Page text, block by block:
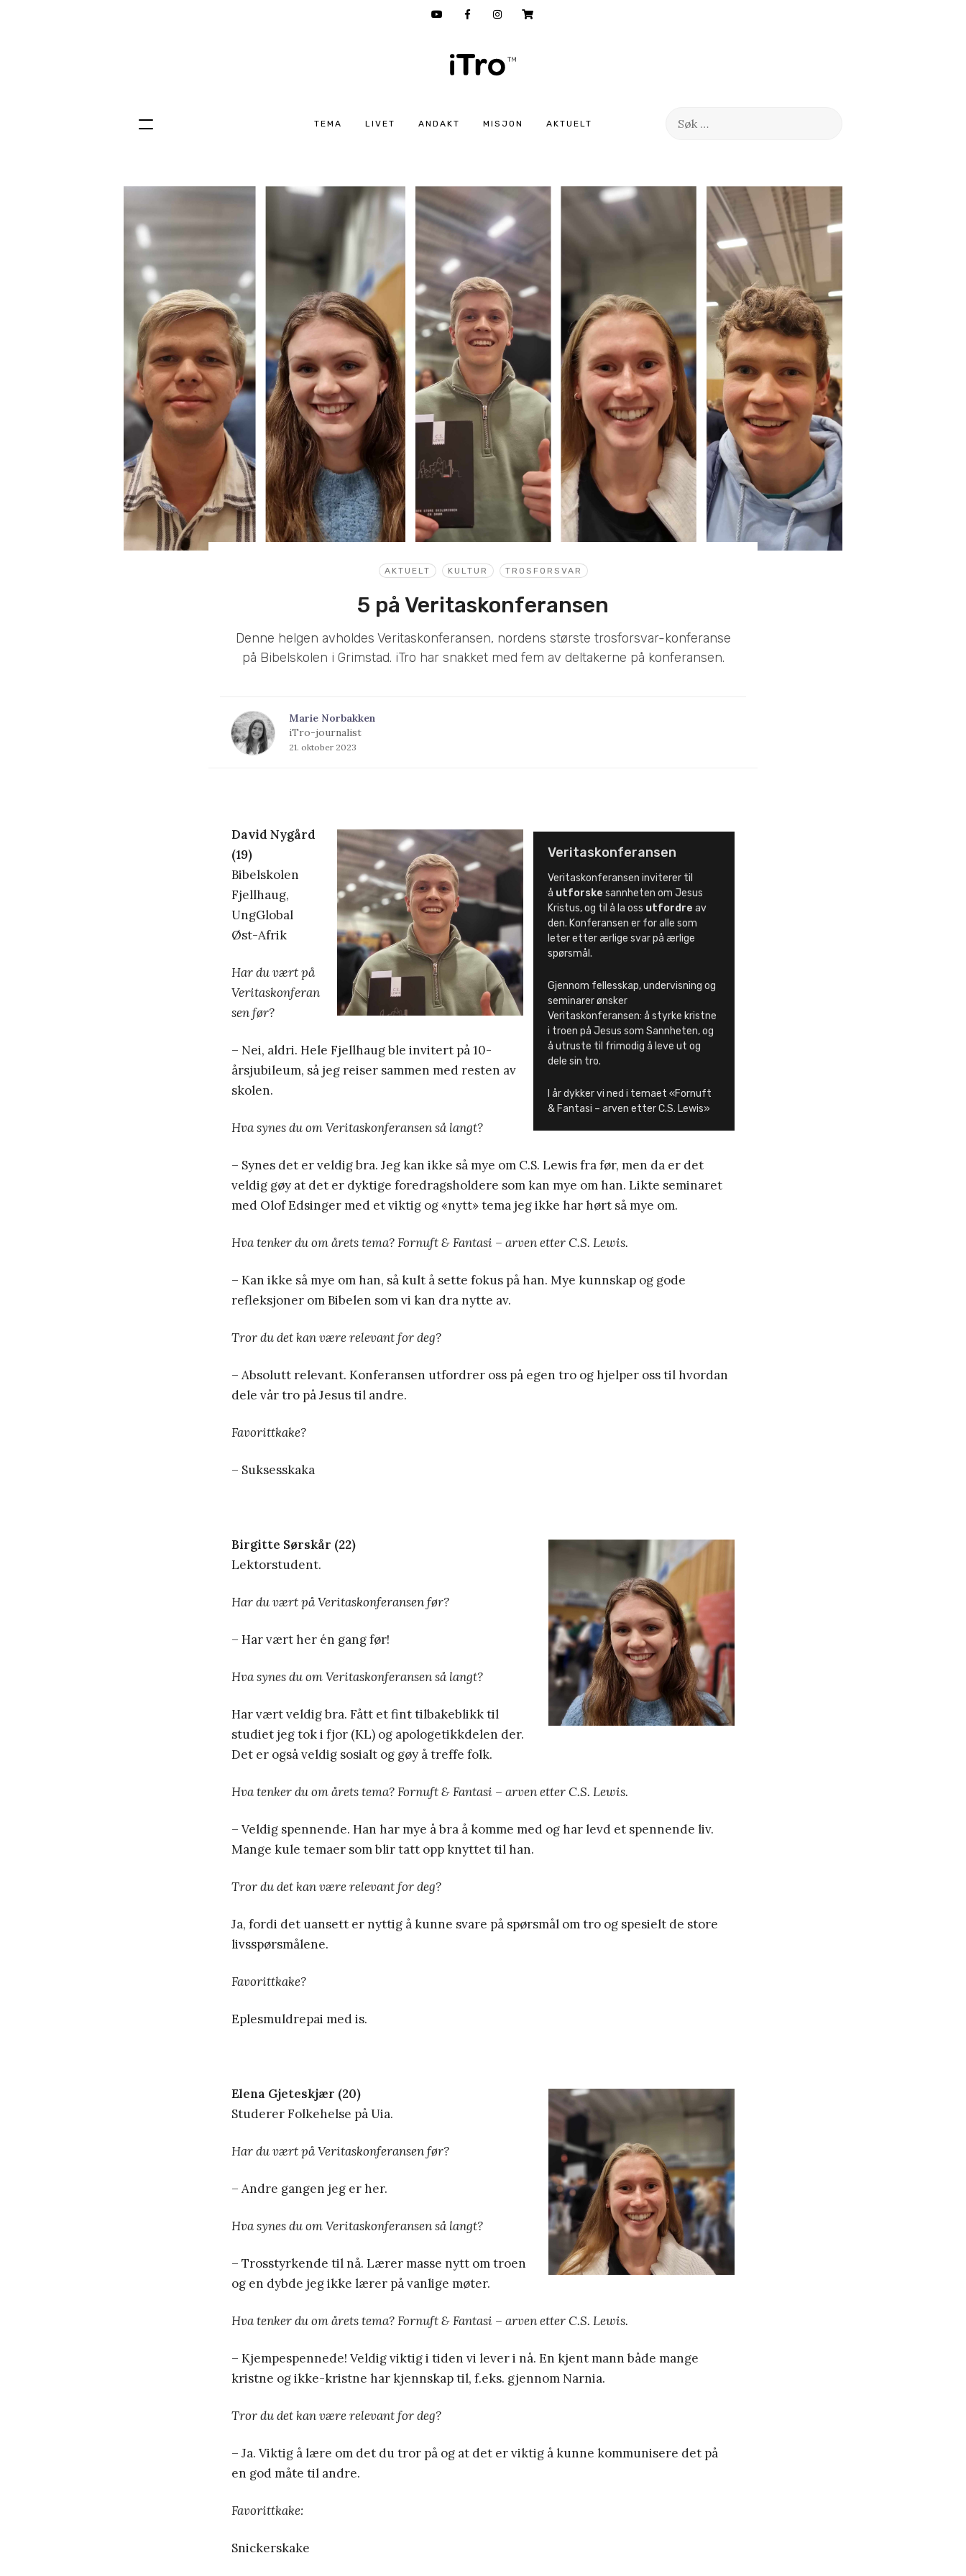
TEMA LIVET ANDAKT MISJON AKTUELT
Søk
Hopp
AKTUELT KULTUR TROSFORSVAR
5 på Veritaskonferansen
Denne helgen avholdes Veritaskonferansen, nordens største trosforsvar-konferanse
på Bibelskolen i Grimstad. iTro har snakket med fem av deltakerne på konferansen.
Marie Norbakken
iTro-journalist
21. oktober 2023
Veritaskonferansen
Veritaskonferansen inviterer til
å utforske sannheten om Jesus
Kristus, og til å la oss utfordre av
den. Konferansen er for alle som
leter etter ærlige svar på ærlige
spørsmål.
Gjennom fellesskap, undervisning og
seminarer ønsker
Veritaskonferansen: å styrke kristne
i troen på Jesus som Sannheten, og
å utruste til frimodig å leve ut og
dele sin tro.
I år dykker vi ned i temaet «Fornuft
& Fantasi – arven etter C.S. Lewis»
David Nygård
(19)
Bibelskolen
Fjellhaug,
UngGlobal
Øst-Afrik
Har du vært på
Veritaskonferan
sen før?
– Nei, aldri. Hele Fjellhaug ble invitert på 10-
årsjubileum, så jeg reiser sammen med resten av
skolen.
Hva synes du om Veritaskonferansen så langt?
– Synes det er veldig bra. Jeg kan ikke så mye om C.S. Lewis fra før, men da er det
veldig gøy at det er dyktige foredragsholdere som kan mye om han. Likte seminaret
med Olof Edsinger med et viktig og «nytt» tema jeg ikke har hørt så mye om.
Hva tenker du om årets tema? Fornuft & Fantasi – arven etter C.S. Lewis.
– Kan ikke så mye om han, så kult å sette fokus på han. Mye kunnskap og gode
refleksjoner om Bibelen som vi kan dra nytte av.
Tror du det kan være relevant for deg?
– Absolutt relevant. Konferansen utfordrer oss på egen tro og hjelper oss til hvordan
dele vår tro på Jesus til andre.
Favorittkake?
– Suksesskaka
Birgitte Sørskår (22)
Lektorstudent.
Har du vært på Veritaskonferansen før?
– Har vært her én gang før!
Hva synes du om Veritaskonferansen så langt?
Har vært veldig bra. Fått et fint tilbakeblikk til
studiet jeg tok i fjor (KL) og apologetikkdelen der.
Det er også veldig sosialt og gøy å treffe folk.
Hva tenker du om årets tema? Fornuft & Fantasi – arven etter C.S. Lewis.
– Veldig spennende. Han har mye å bra å komme med og har levd et spennende liv.
Mange kule temaer som blir tatt opp knyttet til han.
Tror du det kan være relevant for deg?
Ja, fordi det uansett er nyttig å kunne svare på spørsmål om tro og spesielt de store
livsspørsmålene.
Favorittkake?
Eplesmuldrepai med is.
Elena Gjeteskjær (20)
Studerer Folkehelse på Uia.
Har du vært på Veritaskonferansen før?
– Andre gangen jeg er her.
Hva synes du om Veritaskonferansen så langt?
– Trosstyrkende til nå. Lærer masse nytt om troen
og en dybde jeg ikke lærer på vanlige møter.
Hva tenker du om årets tema? Fornuft & Fantasi – arven etter C.S. Lewis.
– Kjempespennede! Veldig viktig i tiden vi lever i nå. En kjent mann både mange
kristne og ikke-kristne har kjennskap til, f.eks. gjennom Narnia.
Tror du det kan være relevant for deg?
– Ja. Viktig å lære om det du tror på og at det er viktig å kunne kommunisere det på
en god måte til andre.
Favorittkake:
Snickerskake